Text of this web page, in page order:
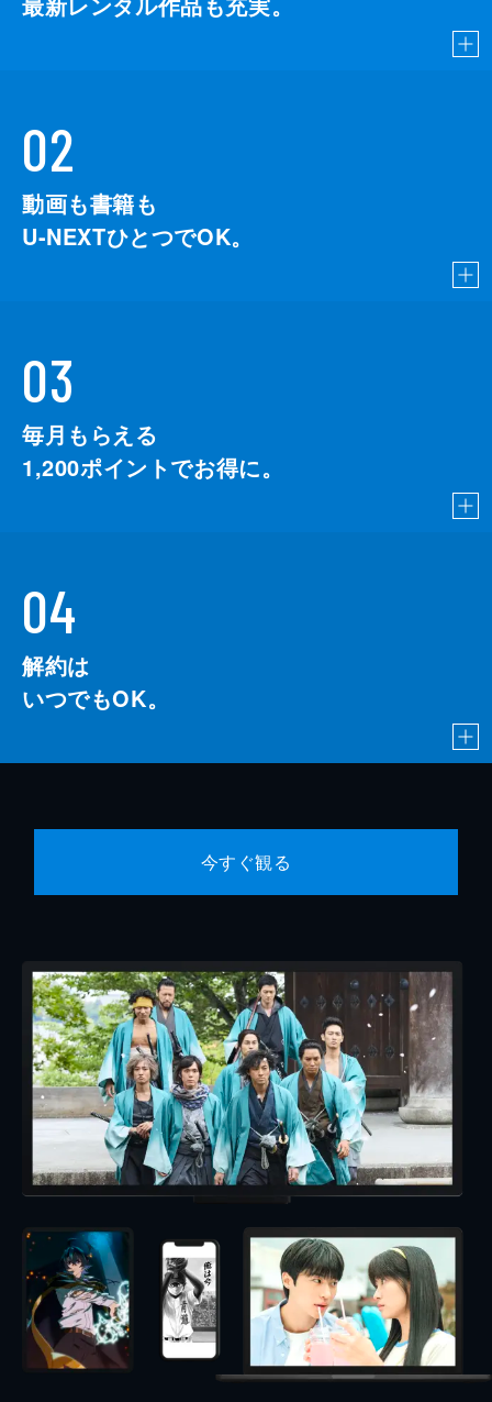
02
動画も書籍も
U-NEXTひとつでOK。
03
毎月もらえる
1,200ポイントでお得に。
04
解約は
いつでもOK。
今すぐ観る